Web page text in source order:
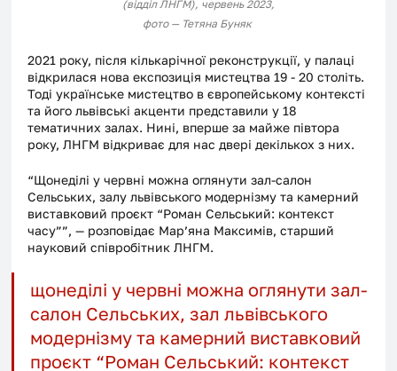
(відділ ЛНГМ), червень 2023,
фото — Тетяна Буняк
2021 року, після кількарічної реконструкції, у палаці
відкрилася нова експозиція мистецтва 19 - 20 століть.
Тоді українське мистецтво в європейському контексті
та його львівські акценти представили у 18
тематичних залах. Нині, вперше за майже півтора
року, ЛНГМ відкриває для нас двері декількох з них.
“Щонеділі у червні можна оглянути зал-салон
Сельських, залу львівського модернізму та камерний
виставковий проєкт “Роман Сельський: контекст
часу””, — розповідає Мар’яна Максимів, старший
науковий співробітник ЛНГМ.
щонеділі у червні можна оглянути зал-
салон Сельських, зал львівського
модернізму та камерний виставковий
проєкт “Роман Сельський: контекст